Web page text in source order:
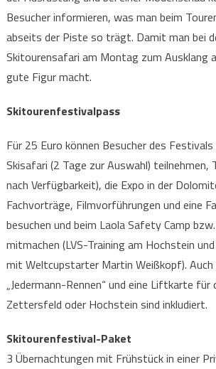
Besucher informieren, was man beim
abseits der Piste so trägt. Damit man bei
Skitourensafari am Montag zum Ausklang
gute Figur macht.
Skitourenfestivalpass
Für 25 Euro können Besucher des
Skisafari (2 Tage zur Auswahl) teilnehmen,
nach Verfügbarkeit), die Expo in der
Fachvorträge, Filmvorführungen und eine
besuchen und beim Laola Safety Camp
mitmachen (LVS-Training am Hochstein
mit Weltcupstarter Martin Weißkopf). Auch
„Jedermann-Rennen“ und eine Liftkarte für
Zettersfeld oder Hochstein sind inkludiert.
Skitourenfestival-Paket
3 Übernachtungen mit Frühstück in einer